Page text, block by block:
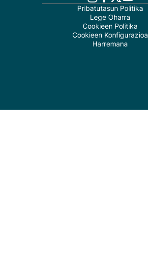
Pribatutasun Politika
Lege Oharra
Cookieen Politika
Cookieen Konfigurazioa
Harremana